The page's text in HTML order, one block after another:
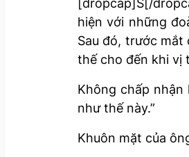
hiện với những
Sau đó, trước mắt
thế cho đến khi vị
Không chấp
như thế này.”
Khuôn mặt của